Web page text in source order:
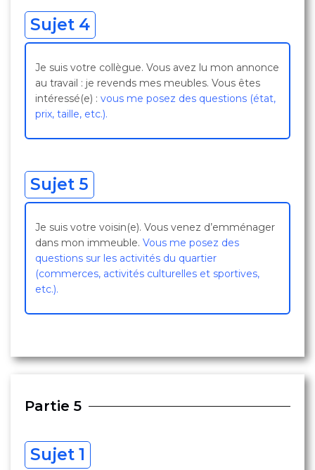
Sujet 4
Je suis votre collègue. Vous avez lu mon annonce
au travail : je revends mes meubles. Vous êtes
intéressé(e) : vous me posez des questions (état,
prix, taille, etc.).
Sujet 5
Je suis votre voisin(e). Vous venez d’emménager
dans mon immeuble. Vous me posez des
questions sur les activités du quartier
(commerces, activités culturelles et sportives,
etc.).
Partie 5
Sujet 1